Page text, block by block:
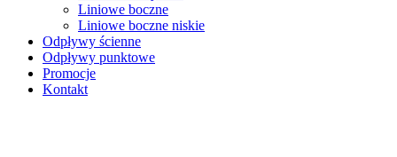
Liniowe boczne
Liniowe boczne niskie
Odpływy ścienne
Odpływy punktowe
Promocje
Kontakt